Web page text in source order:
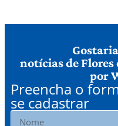
notícias de Flores
por
Preencha o
se cadastrar